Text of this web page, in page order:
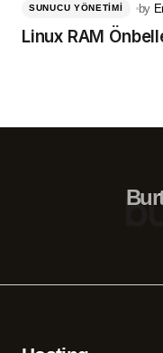
SUNUCU YÖNETIMI by
Linux RAM